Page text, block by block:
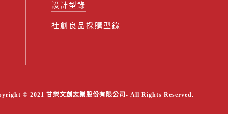
設計型錄
社創良品採購型錄
© 2021 甘樂文創志業股份有限公司- All Rights Reserved.